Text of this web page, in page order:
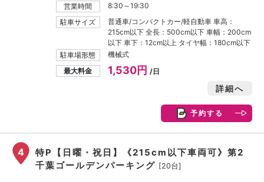
営業時間
8:30～19:30
駐車サイズ
普通車/コンパクトカー/軽自動車 車高：
215cm以下 全長：500cm以下 車幅：200cm
以下 車下：12cm以上 タイヤ幅：180cm以下
駐車場形態
機械式
最大料金
1,530円 /日
詳細へ
予約する
4
特P【日曜・祝日】《215cm以下車両可》第2
千葉ゴールデンパーキング [20台]